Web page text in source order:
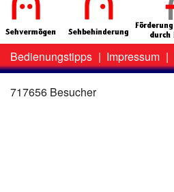
Zweit-
Menü
Bedienungstipps | Impressum |
717656 Besucher